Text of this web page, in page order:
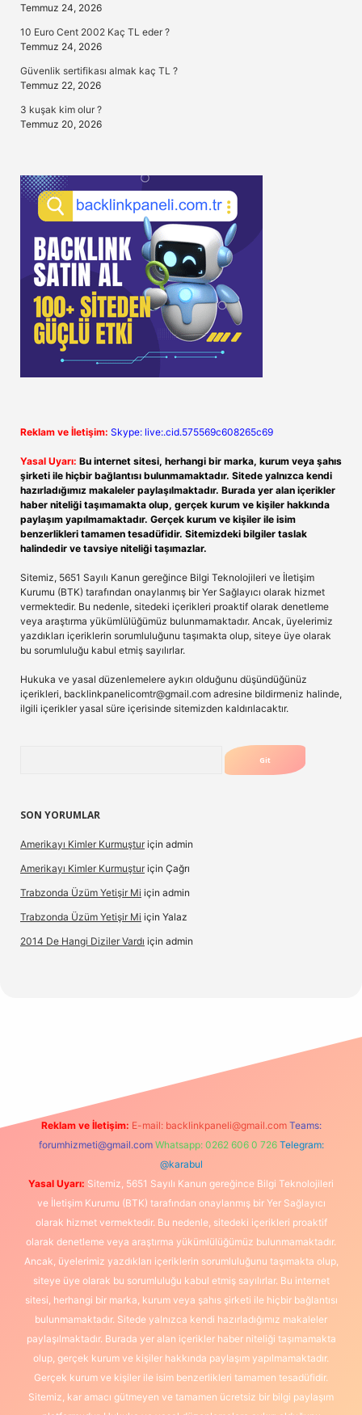
Temmuz 24, 2026
10 Euro Cent 2002 Kaç TL eder ?
Temmuz 24, 2026
Güvenlik sertifikası almak kaç TL ?
Temmuz 22, 2026
3 kuşak kim olur ?
Temmuz 20, 2026
Reklam ve İletişim: Skype: live:.cid.575569c608265c69
Yasal Uyarı: Bu internet sitesi, herhangi bir marka, kurum veya şahıs
şirketi ile hiçbir bağlantısı bulunmamaktadır. Sitede yalnızca kendi
hazırladığımız makaleler paylaşılmaktadır. Burada yer alan içerikler
haber niteliği taşımamakta olup, gerçek kurum ve kişiler hakkında
paylaşım yapılmamaktadır. Gerçek kurum ve kişiler ile isim
benzerlikleri tamamen tesadüfidir. Sitemizdeki bilgiler taslak
halindedir ve tavsiye niteliği taşımazlar.
Sitemiz, 5651 Sayılı Kanun gereğince Bilgi Teknolojileri ve İletişim
Kurumu (BTK) tarafından onaylanmış bir Yer Sağlayıcı olarak hizmet
vermektedir. Bu nedenle, sitedeki içerikleri proaktif olarak denetleme
veya araştırma yükümlülüğümüz bulunmamaktadır. Ancak, üyelerimiz
yazdıkları içeriklerin sorumluluğunu taşımakta olup, siteye üye olarak
bu sorumluluğu kabul etmiş sayılırlar.
Hukuka ve yasal düzenlemelere aykırı olduğunu düşündüğünüz
içerikleri, backlinkpanelicomtr@gmail.com adresine bildirmeniz halinde,
ilgili içerikler yasal süre içerisinde sitemizden kaldırılacaktır.
SON YORUMLAR
Amerikayı Kimler Kurmuştur için admin
Amerikayı Kimler Kurmuştur için Çağrı
Trabzonda Üzüm Yetişir Mi için admin
Trabzonda Üzüm Yetişir Mi için Yalaz
2014 De Hangi Diziler Vardı için admin
Reklam ve İletişim: E-mail: backlinkpaneli@gmail.com Teams:
forumhizmeti@gmail.com Whatsapp: 0262 606 0 726 Telegram:
@karabul
Yasal Uyarı: Sitemiz, 5651 Sayılı Kanun gereğince Bilgi Teknolojileri
ve İletişim Kurumu (BTK) tarafından onaylanmış bir Yer Sağlayıcı
olarak hizmet vermektedir. Bu nedenle, sitedeki içerikleri proaktif
olarak denetleme veya araştırma yükümlülüğümüz bulunmamaktadır.
Ancak, üyelerimiz yazdıkları içeriklerin sorumluluğunu taşımakta olup,
siteye üye olarak bu sorumluluğu kabul etmiş sayılırlar. Bu internet
sitesi, herhangi bir marka, kurum veya şahıs şirketi ile hiçbir bağlantısı
bulunmamaktadır. Sitede yalnızca kendi hazırladığımız makaleler
paylaşılmaktadır. Burada yer alan içerikler haber niteliği taşımamakta
olup, gerçek kurum ve kişiler hakkında paylaşım yapılmamaktadır.
Gerçek kurum ve kişiler ile isim benzerlikleri tamamen tesadüfidir.
Sitemiz, kar amacı gütmeyen ve tamamen ücretsiz bir bilgi paylaşım